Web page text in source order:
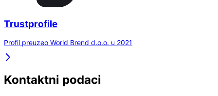
Trustprofile
Profil preuzeo World Brend d.o.o. u 2021
Kontaktni podaci